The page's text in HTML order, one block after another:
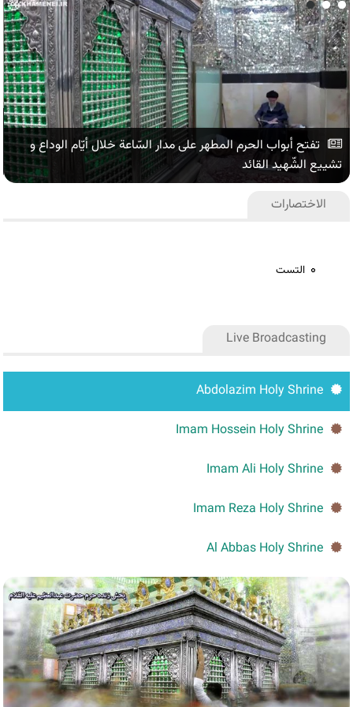
تفتح أبواب الحرم المطهر على مدار السّاعة خلال أيّام الوداع و
تشييع الشّهيد القائد
الاختصارات
التست
Live Broadcasting
Abdolazim Holy Shrine
Imam Hossein Holy Shrine
Imam Ali Holy Shrine
Imam Reza Holy Shrine
Al Abbas Holy Shrine